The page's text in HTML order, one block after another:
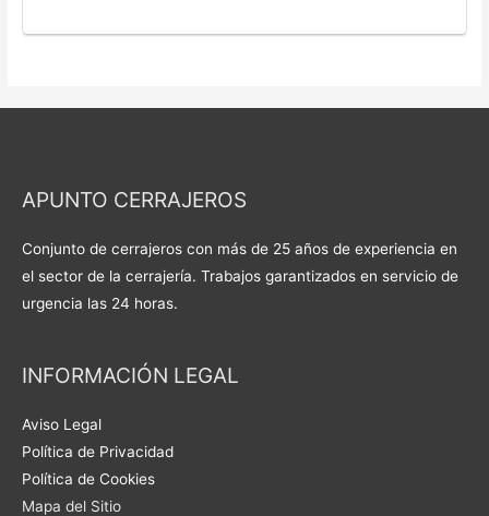
APUNTO CERRAJEROS
Conjunto de cerrajeros con más de 25 años de experiencia en
el sector de la cerrajería. Trabajos garantizados en servicio de
urgencia las 24 horas.
INFORMACIÓN LEGAL
Aviso Legal
Política de Privacidad
Política de Cookies
Mapa del Sitio